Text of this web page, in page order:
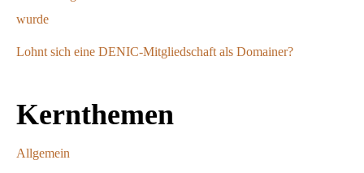
wurde
Lohnt sich eine DENIC-Mitgliedschaft als Domainer?
Kernthemen
Allgemein